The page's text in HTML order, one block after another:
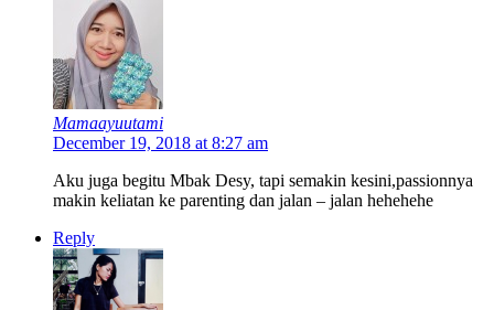
Mamaayuutami
December 19, 2018 at 8:27 am
Aku juga begitu Mbak Desy, tapi semakin kesini,passionnya
makin keliatan ke parenting dan jalan – jalan hehehehe
Reply